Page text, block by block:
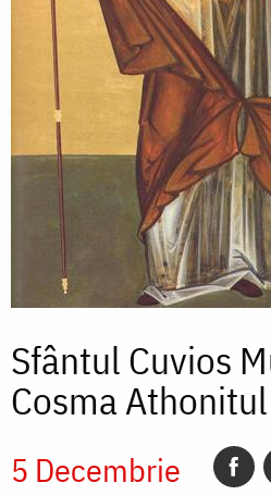
Sfântul Cuvios
Cosma Athonitul
5 Decembrie